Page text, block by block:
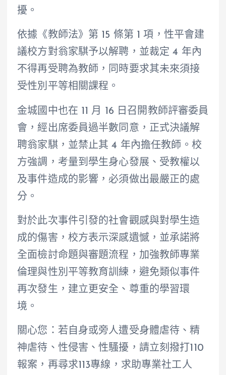
擾。
依據《教師法》第 15 條第 1 項，性平會建
議校方對翁家騏予以解聘，並裁定 4 年內
不得再受聘為教師，同時要求其未來須接
受性別平等相關課程。
金城國中也在 11 月 16 日召開教師評審委員
會，經出席委員過半數同意，正式決議解
聘翁家騏，並禁止其 4 年內擔任教師。校
方強調，考量到學生身心發展、受教權以
及事件造成的影響，必須做出最嚴正的處
分。
對於此次事件引發的社會觀感與對學生造
成的傷害，校方表示深感遺憾，並承諾將
全面檢討命題與審題流程，加強教師專業
倫理與性別平等教育訓練，避免類似事件
再次發生，建立更安全、尊重的學習環
境。
關心您：若自身或旁人遭受身體虐待、精
神虐待、性侵害、性騷擾，請立刻撥打110
報案，再尋求113專線，求助專業社工人